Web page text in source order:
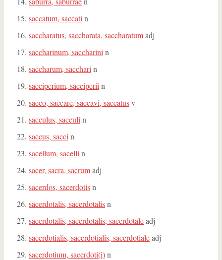
saccatum, saccati n
saccharatus, saccharata, saccharatumadj
saccharinum, saccharini n
saccharum, sacchari n
sacciperium, sacciperii n
sacco, saccare, saccavi, saccatusv
sacculus, sacculi n
saccus, sacci n
sacellum, sacelli n
sacer, sacra, sacrumadj
sacerdos, sacerdotisn
sacerdotalis, sacerdotalisn
sacerdotalis, sacerdotalis, sacerdotaleadj
sacerdotialis, sacerdotialis, sacerdotialeadj
sacerdotium, sacerdoti(i)n